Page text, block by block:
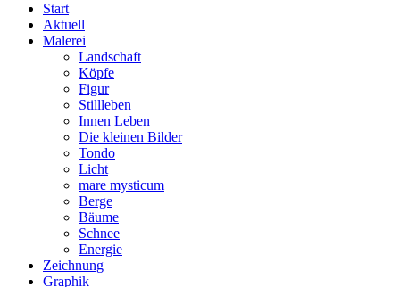
Start
Aktuell
Malerei
Landschaft
Köpfe
Figur
Stillleben
Innen Leben
Die kleinen Bilder
Tondo
Licht
mare mysticum
Berge
Bäume
Schnee
Energie
Zeichnung
Graphik